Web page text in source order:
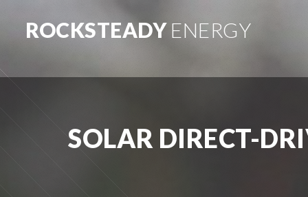
ROCKSTEADYENERGY
SOLAR DIRECT-